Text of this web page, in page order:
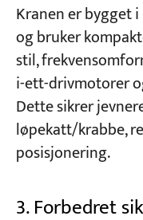
Kranen er bygget i
og bruker
stil,
i-ett-drivmotorer
Dette sikrer
løpekatt/krabbe,
posisjonering.
3. Forbedret